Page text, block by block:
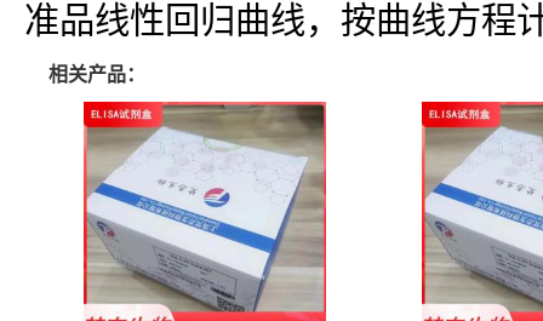
准品线性回归曲线，按曲线方程
相关产品：